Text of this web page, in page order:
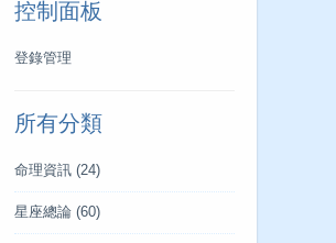
控制面板
登錄管理
所有分類
命理資訊 (24)
星座總論 (60)